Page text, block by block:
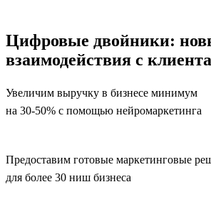
Цифровые двойники:
взаимодействия с
Увеличим выручку в бизнесе минимум
на 30-50% с помощью нейромаркетинга
Предоставим готовые маркетинговые
для более 30 ниш бизнеса